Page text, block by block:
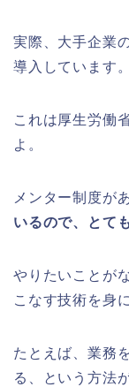
実際、大手企業
導入しています。
これは厚生労働
よ。
メンター制度が
いるので、とて
やりたいことが
こなす技術を身
たとえば、業務
る、という方法